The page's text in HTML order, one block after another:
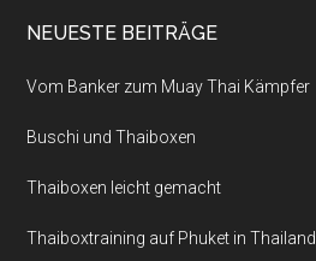
NEUESTE BEITRÄGE
Vom Banker zum Muay Thai Kämpfer
Buschi und Thaiboxen
Thaiboxen leicht gemacht
Thaiboxtraining auf Phuket in Thailand